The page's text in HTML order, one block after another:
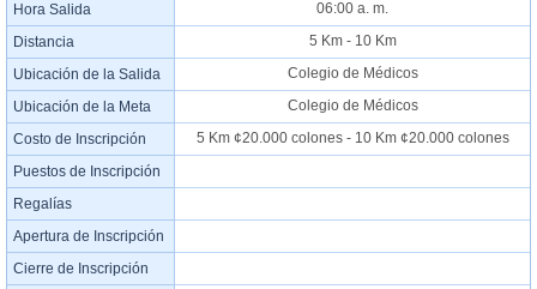
Hora Salida
06:00 a. m.
Distancia
5 Km - 10 Km
Ubicación de la Salida
Colegio de Médicos
Ubicación de la Meta
Colegio de Médicos
Costo de Inscripción
5 Km ¢20.000 colones - 10 Km ¢20.000 colones
Puestos de Inscripción
Regalías
Apertura de Inscripción
Cierre de Inscripción